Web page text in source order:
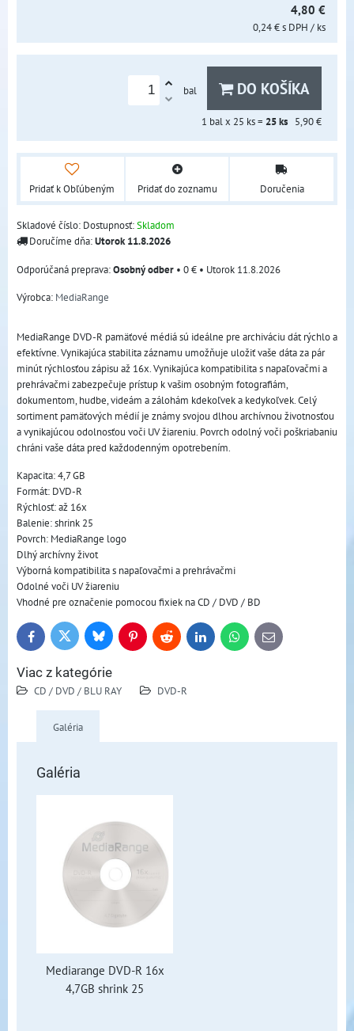
4,80 €
0,24 €s DPH / ks
bal DO KOŠÍKA
1 bal x 25 ks = 25ks 5,90 €
Pridať k Obľúbeným Pridať do zoznamu Doručenia
Skladové číslo: Dostupnosť:Skladom
Doručíme dňa:Utorok11.8.2026
Osobný odber • 0 € • Utorok 11.8.2026
Výrobca: MediaRange
MediaRange DVD-R pamäťové médiá sú ideálne pre archiváciu dát rýchlo a
efektívne. Vynikajúca stabilita záznamu umožňuje uložiť vaše dáta za pár
minút rýchlosťou zápisu až 16x. Vynikajúca kompatibilita s napaľovačmi a
prehrávačmi zabezpečuje prístup k vašim osobným fotografiám,
dokumentom, hudbe, videám a zálohám kdekoľvek a kedykoľvek. Celý
sortiment pamäťových médií je známy svojou dlhou archívnou životnosťou
a vynikajúcou odolnosťou voči UV žiareniu. Povrch odolný voči poškriabaniu
chráni vaše dáta pred každodenným opotrebením.
Kapacita: 4,7 GB
Formát: DVD-R
Rýchlosť: až 16x
Balenie: shrink 25
Povrch: MediaRange logo
Dlhý archívny život
Výborná kompatibilita s napaľovačmi a prehrávačmi
Odolné voči UV žiareniu
Vhodné pre označenie pomocou fixiek na CD / DVD / BD
FacebookTwitter BlueskyPinterestReddit LinkedInWhatsApp
E-
mail
Viac z kategórie
CD / DVD / BLU RAY DVD-R
Galéria
Galéria
Mediarange DVD-R 16x
4,7GB shrink 25